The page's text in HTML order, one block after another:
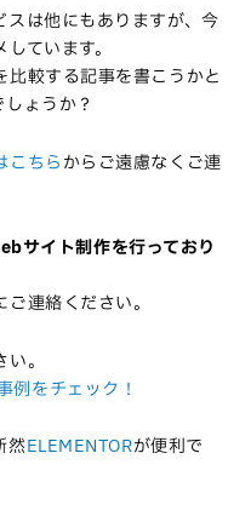
は他にもありますが、今
ています。
較する記事を書こうかと
ょうか？
こちらからご遠慮なくご連
サイト制作を行っており
ご連絡ください。
。
をチェック！
然ELEMENTORが便利で